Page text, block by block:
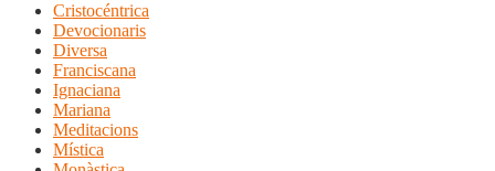
Cristocéntrica
Devocionaris
Diversa
Franciscana
Ignaciana
Mariana
Meditacions
Mística